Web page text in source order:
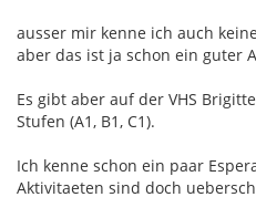
ausser mir kenne ich auch
aber das ist ja schon ein guter
Es gibt aber auf der VHS
Stufen (A1, B1, C1).
Ich kenne schon ein paar
Aktivitaeten sind doch